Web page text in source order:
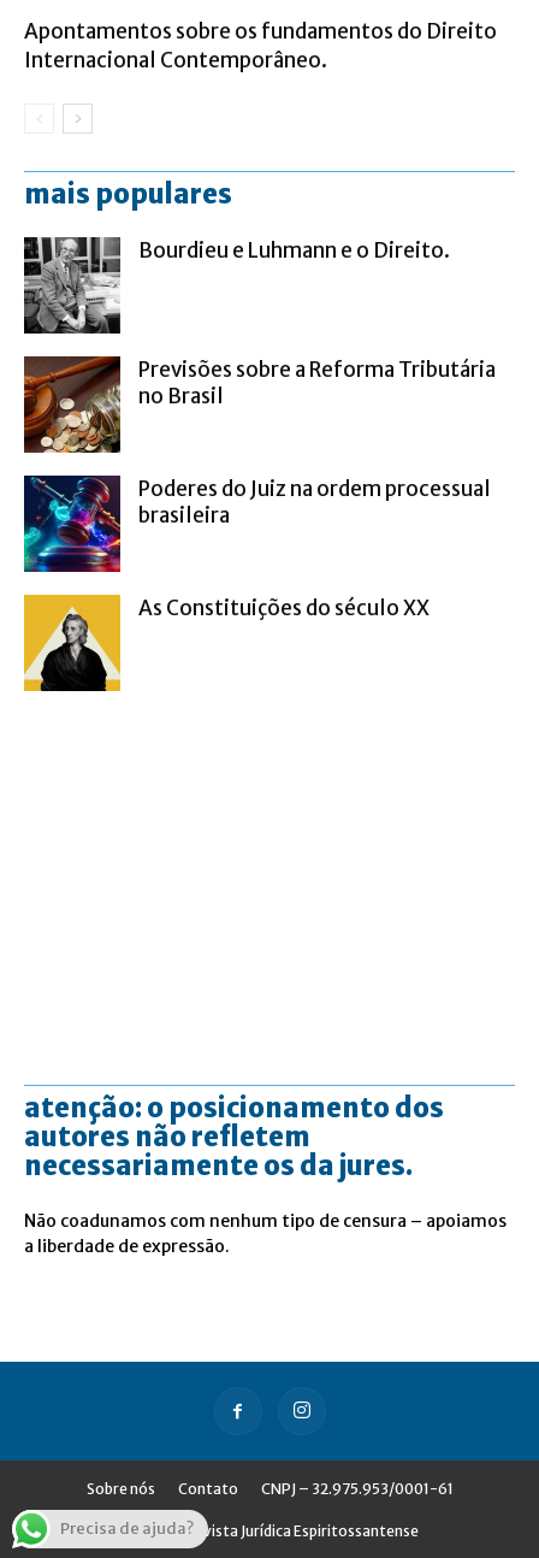
Apontamentos sobre os fundamentos do Direito
Internacional Contemporâneo.
mais populares
Bourdieu e Luhmann e o Direito.
Previsões sobre a Reforma Tributária
no Brasil
Poderes do Juiz na ordem processual
brasileira
As Constituições do século XX
atenção: o posicionamento dos
autores não refletem
necessariamente os da jures.
Não coadunamos com nenhum tipo de censura – apoiamos
a liberdade de expressão.
Sobre nós Contato CNPJ – 32.975.953/0001-61
© Jures - Revista Jurídica Espiritossantense
Precisa de ajuda?